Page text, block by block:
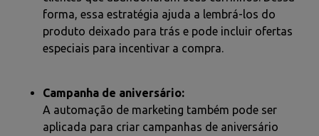
forma, essa estratégia ajuda a lembrá-los do
produto deixado para trás e pode incluir ofertas
especiais para incentivar a compra.
Campanha de aniversário:
A automação de marketing também pode ser
aplicada para criar campanhas de aniversário